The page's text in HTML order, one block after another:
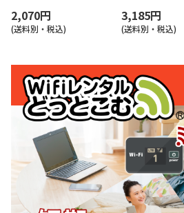
2,070円
(送料別・税込)
3,185円
(送料別・税込)